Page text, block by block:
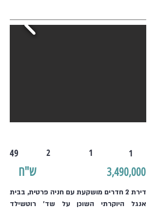
49 2 1 1
ש"ח 3,490,000
דירת 2 חדרים מושקעת עם חניה פרטית, בבית
אנגל היוקרתי השוכן על שד' רוטשילד